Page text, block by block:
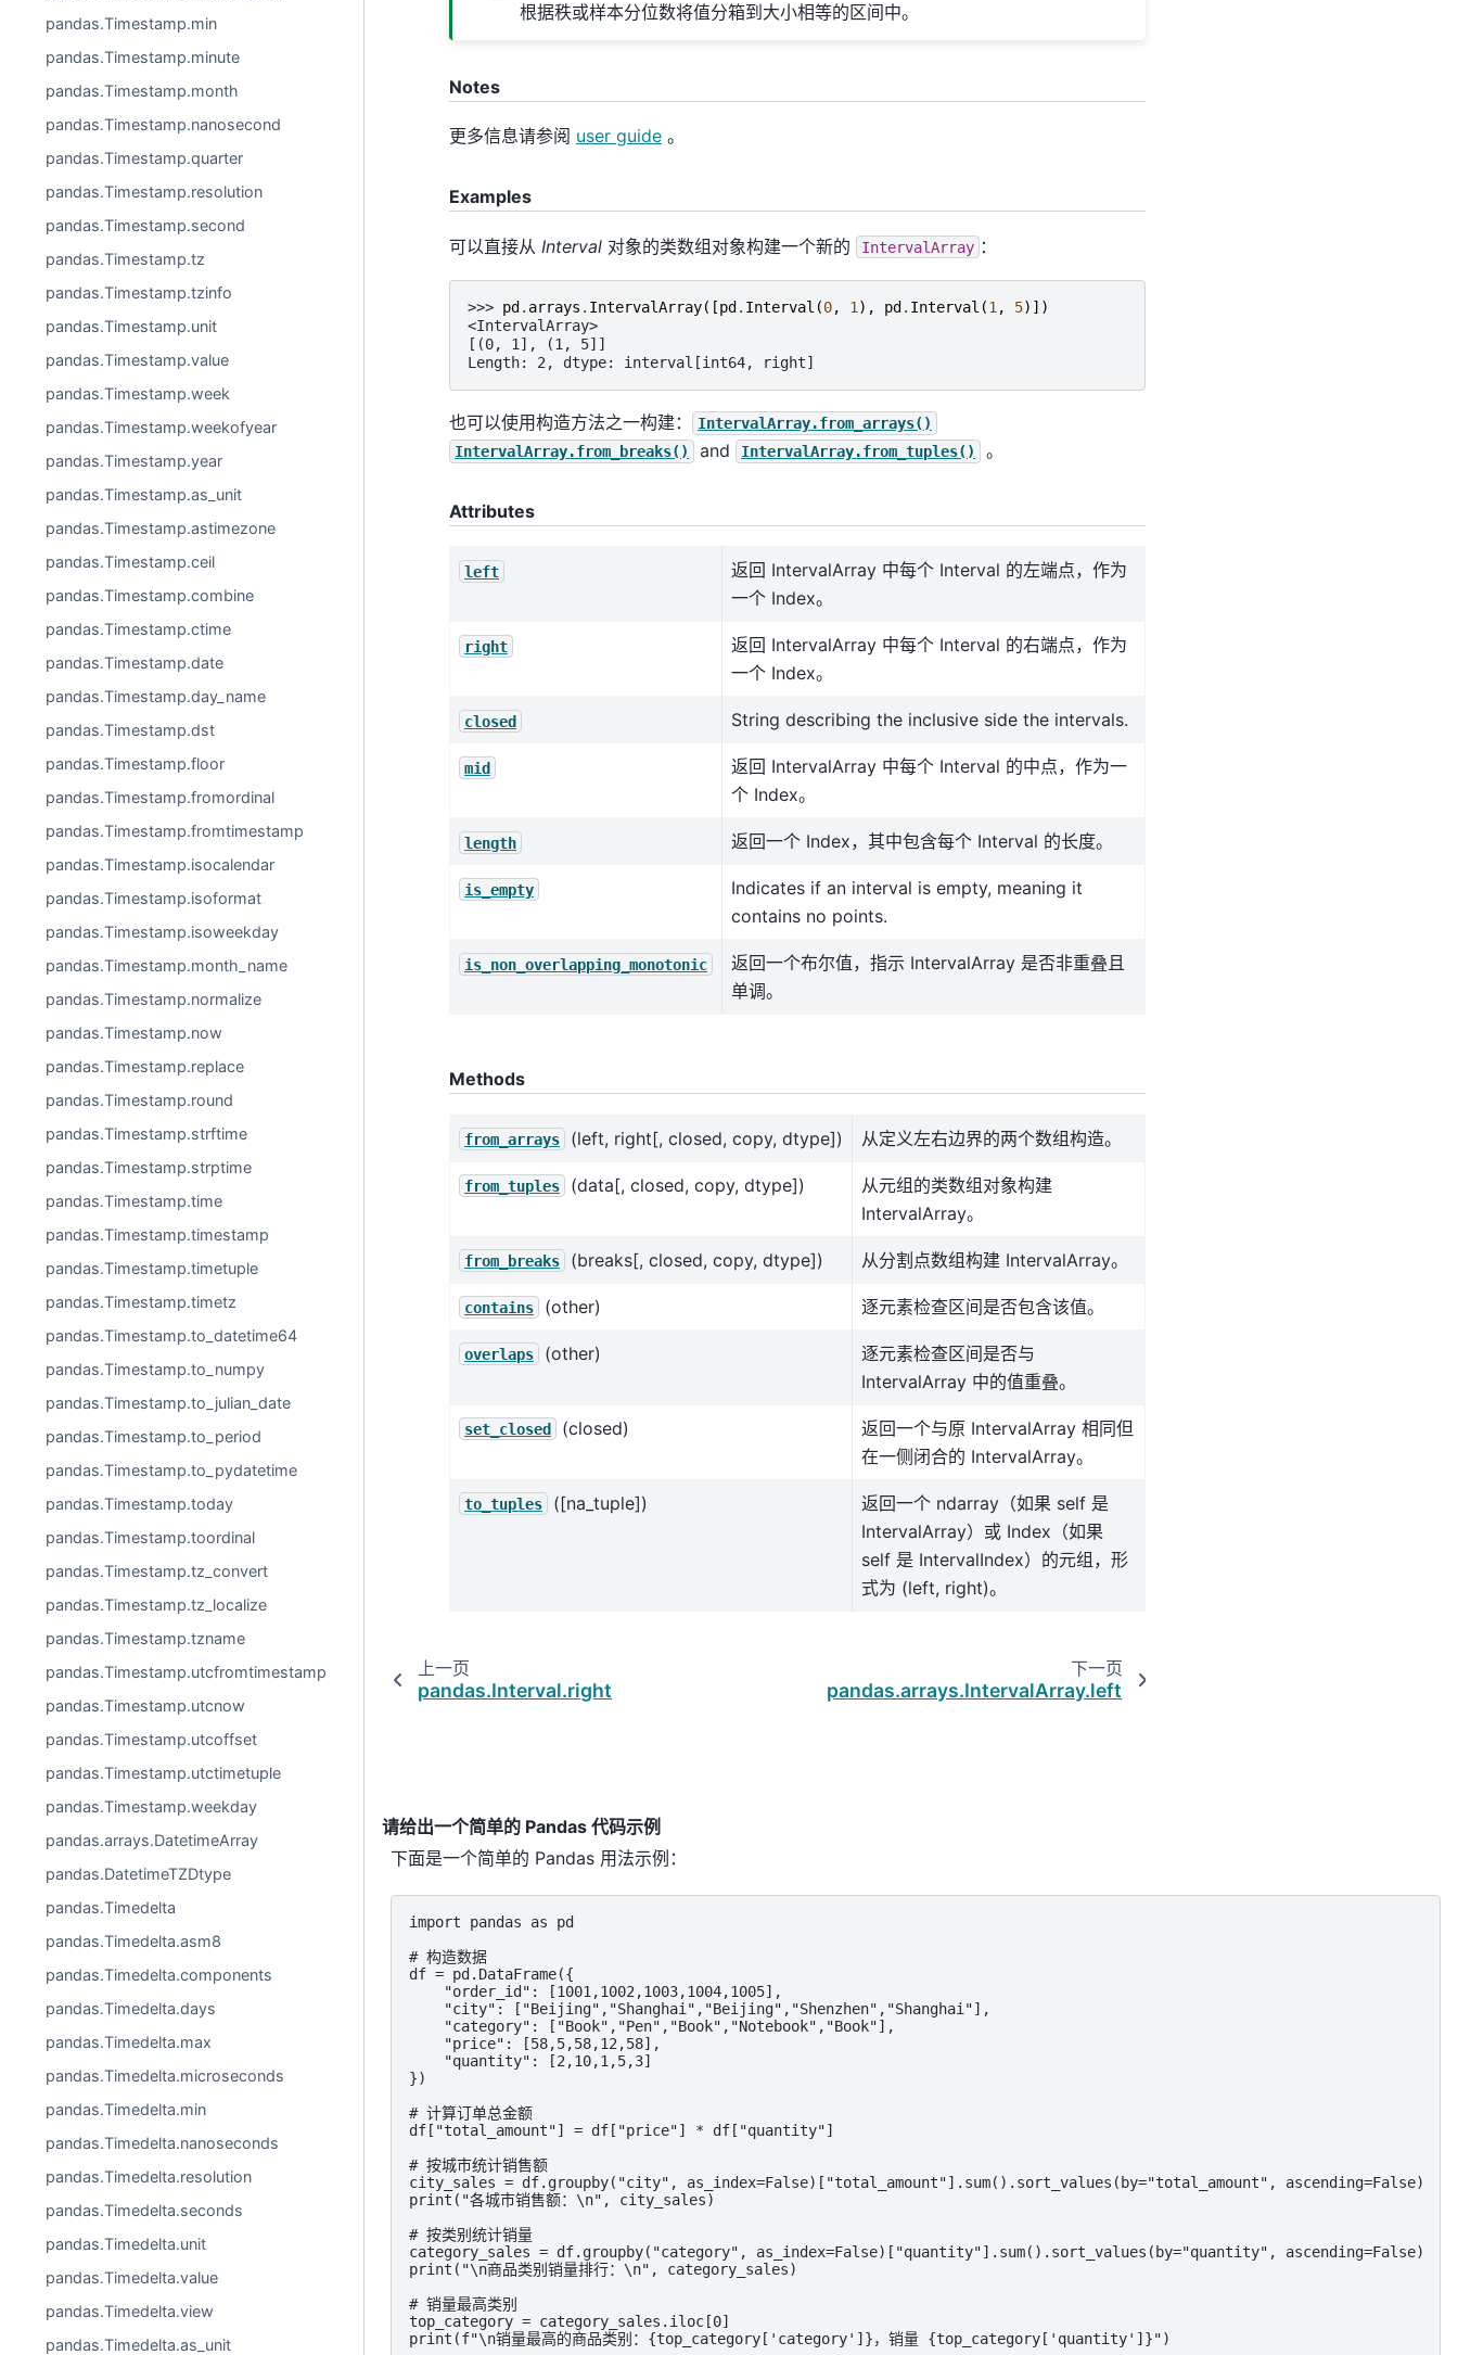
pandas.Timestamp.min
pandas.Timestamp.minute
pandas.Timestamp.month
pandas.Timestamp.nanosecond
pandas.Timestamp.quarter
pandas.Timestamp.resolution
pandas.Timestamp.second
pandas.Timestamp.tz
pandas.Timestamp.tzinfo
pandas.Timestamp.unit
pandas.Timestamp.value
pandas.Timestamp.week
pandas.Timestamp.weekofyear
pandas.Timestamp.year
pandas.Timestamp.as_unit
pandas.Timestamp.astimezone
pandas.Timestamp.ceil
pandas.Timestamp.combine
pandas.Timestamp.ctime
pandas.Timestamp.date
pandas.Timestamp.day_name
pandas.Timestamp.dst
pandas.Timestamp.floor
pandas.Timestamp.fromordinal
pandas.Timestamp.fromtimestamp
pandas.Timestamp.isocalendar
pandas.Timestamp.isoformat
pandas.Timestamp.isoweekday
pandas.Timestamp.month_name
pandas.Timestamp.normalize
pandas.Timestamp.now
pandas.Timestamp.replace
pandas.Timestamp.round
pandas.Timestamp.strftime
pandas.Timestamp.strptime
pandas.Timestamp.time
pandas.Timestamp.timestamp
pandas.Timestamp.timetuple
pandas.Timestamp.timetz
pandas.Timestamp.to_datetime64
pandas.Timestamp.to_numpy
pandas.Timestamp.to_julian_date
pandas.Timestamp.to_period
pandas.Timestamp.to_pydatetime
pandas.Timestamp.today
pandas.Timestamp.toordinal
pandas.Timestamp.tz_convert
pandas.Timestamp.tz_localize
pandas.Timestamp.tzname
pandas.Timestamp.utcfromtimestamp
pandas.Timestamp.utcnow
pandas.Timestamp.utcoffset
pandas.Timestamp.utctimetuple
pandas.Timestamp.weekday
pandas.arrays.DatetimeArray
pandas.DatetimeTZDtype
pandas.Timedelta
pandas.Timedelta.asm8
pandas.Timedelta.components
pandas.Timedelta.days
pandas.Timedelta.max
pandas.Timedelta.microseconds
pandas.Timedelta.min
pandas.Timedelta.nanoseconds
pandas.Timedelta.resolution
pandas.Timedelta.seconds
pandas.Timedelta.unit
pandas.Timedelta.value
pandas.Timedelta.view
pandas.Timedelta.as_unit
根据秩或样本分位数将值分箱到大小相等的区间中。
Notes
更多信息请参阅 user guide 。
Examples
可以直接从 Interval 对象的类数组对象构建一个新的 IntervalArray ：
>>> pd . arrays . IntervalArray([pd . Interval (0, 1 ), pd . Interval (1 , 5)])
<IntervalArray>
[(0, 1], (1, 5]]
Length: 2, dtype: interval[int64, right]
也可以使用构造方法之一构建：
IntervalArray.from_arrays()
IntervalArray.from_breaks()
and IntervalArray.from_tuples() 。
Attributes
left
返回 IntervalArray 中每个 Interval 的左端点，作为
一个 Index。
right
返回 IntervalArray 中每个 Interval 的右端点，作为
一个 Index。
closed String describing the inclusive side the intervals.
mid
返回 IntervalArray 中每个 Interval 的中点，作为一
个 Index。
length 返回一个 Index，其中包含每个 Interval 的长度。
is_empty
Indicates if an interval is empty, meaning it
contains no points.
is_non_overlapping_monotonic
返回一个布尔值，指示 IntervalArray 是否非重叠且
单调。
Methods
from_arrays (left, right[, closed, copy, dtype]) 从定义左右边界的两个数组构造。
from_tuples (data[, closed, copy, dtype])
从元组的类数组对象构建
IntervalArray。
from_breaks (breaks[, closed, copy, dtype]) 从分割点数组构建 IntervalArray。
contains (other) 逐元素检查区间是否包含该值。
overlaps (other)
逐元素检查区间是否与
IntervalArray 中的值重叠。
set_closed (closed)
返回一个与原 IntervalArray 相同但
在一侧闭合的 IntervalArray。
to_tuples ([na_tuple])
返回一个 ndarray（如果 self 是
IntervalArray）或 Index（如果
self 是 IntervalIndex）的元组，形
式为 (left, right)。
上一页
pandas.Interval.right
下一页
pandas.arrays.IntervalArray.left
请给出一个简单的 Pandas 代码示例
下面是一个简单的 Pandas 用法示例：
import pandas as pd
# 构造数据
df = pd.DataFrame({
    "order_id": [1001,1002,1003,1004,1005],
    "city": ["Beijing","Shanghai","Beijing","Shenzhen","Shanghai"],
    "category": ["Book","Pen","Book","Notebook","Book"],
    "price": [58,5,58,12,58],
    "quantity": [2,10,1,5,3]
})
# 计算订单总金额
df["total_amount"] = df["price"] * df["quantity"]
# 按城市统计销售额
city_sales = df.groupby("city", as_index=False)["total_amount"].sum().sort_values(by="total_amount", ascending=False)
print("各城市销售额：\n", city_sales)
# 按类别统计销量
category_sales = df.groupby("category", as_index=False)["quantity"].sum().sort_values(by="quantity", ascending=False)
print("\n商品类别销量排行：\n", category_sales)
# 销量最高类别
top_category = category_sales.iloc[0]
print(f"\n销量最高的商品类别：{top_category['category']}，销量 {top_category['quantity']}")